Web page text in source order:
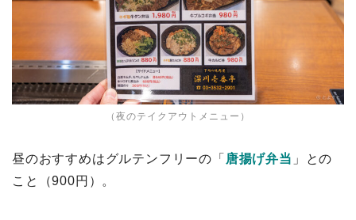
（夜のテイクアウトメニュー）
昼のおすすめはグルテンフリーの「 唐揚げ弁当 」との
こと（900円）。